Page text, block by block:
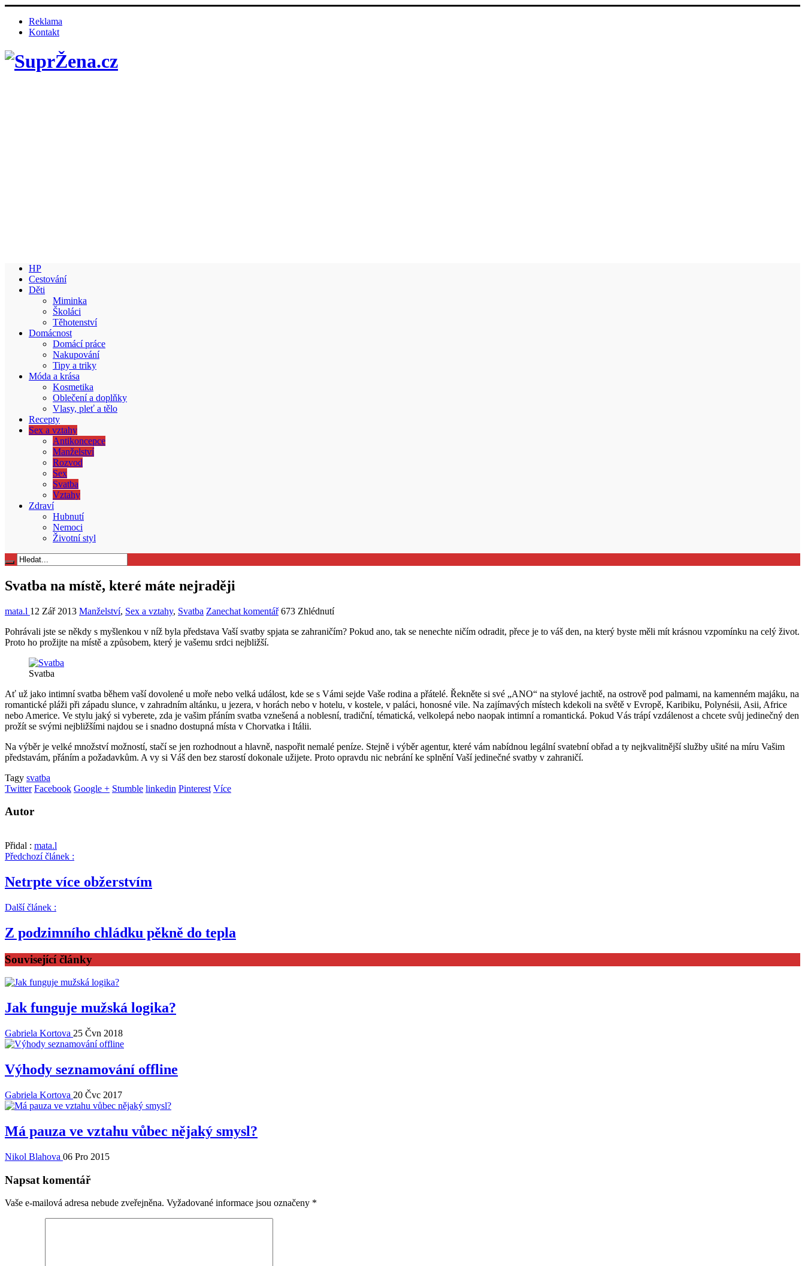
Reklama
Kontakt
HP
Cestování
Děti
Miminka
Školáci
Těhotenství
Domácnost
Domácí práce
Nakupování
Tipy a triky
Móda a krása
Kosmetika
Oblečení a doplňky
Vlasy, pleť a tělo
Recepty
Sex a vztahy
Antikoncepce
Manželství
Rozvod
Sex
Svatba
Vztahy
Zdraví
Hubnutí
Nemoci
Životní styl
Svatba na místě, které máte nejraději
mata.l 12 Zář 2013 Manželství, Sex a vztahy, Svatba Zanechat komentář 673 Zhlédnutí
Pohrávali jste se někdy s myšlenkou v níž byla představa Vaší svatby spjata se zahraničím? Pokud ano, tak se nenechte ničím odradit, přece je to váš den, na který byste měli mít krásnou vzpomínku na celý život.
Proto ho prožijte na místě a způsobem, který je vašemu srdci nejbližší.
Svatba
Ať už jako intimní svatba během vaší dovolené u moře nebo velká událost, kde se s Vámi sejde Vaše rodina a přátelé. Řekněte si své „ANO“ na stylové jachtě, na ostrově pod palmami, na kamenném majáku, na
romantické pláži při západu slunce, v zahradním altánku, u jezera, v horách nebo v hotelu, v kostele, v paláci, honosné vile. Na zajímavých místech kdekoli na světě v Evropě, Karibiku, Polynésii, Asii, Africe
nebo Americe. Ve stylu jaký si vyberete, zda je vašim přáním svatba vznešená a noblesní, tradiční, tématická, velkolepá nebo naopak intimní a romantická. Pokud Vás trápí vzdálenost a chcete svůj jedinečný den
prožít se svými nejbližšími najdou se i snadno dostupná místa v Chorvatka i Itálii.
Na výběr je velké množství možností, stačí se jen rozhodnout a hlavně, naspořit nemalé peníze. Stejně i výběr agentur, které vám nabídnou legální svatební obřad a ty nejkvalitnější služby ušité na míru Vašim
představám, přáním a požadavkům. A vy si Váš den bez starostí dokonale užijete. Proto opravdu nic nebrání ke splnění Vaší jedinečné svatby v zahraničí.
Tagy svatba
Twitter Facebook Google + Stumble linkedin Pinterest Více
Autor
Přidal : mata.l
Předchozí článek :
Netrpte více obžerstvím
Další článek :
Z podzimního chládku pěkně do tepla
Související články
Jak funguje mužská logika?
Gabriela Kortova 25 Čvn 2018
Výhody seznamování offline
Gabriela Kortova 20 Čvc 2017
Má pauza ve vztahu vůbec nějaký smysl?
Nikol Blahova 06 Pro 2015
Napsat komentář
Vaše e-mailová adresa nebude zveřejněna. Vyžadované informace jsou označeny *